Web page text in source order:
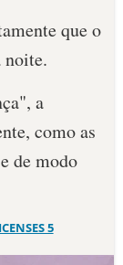
que o
noite.
a
como as
de modo
5